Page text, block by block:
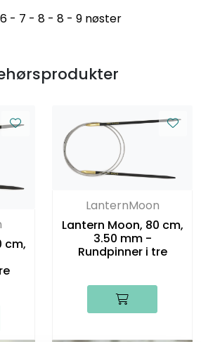
- 7 - 8 - 8 - 9 nøster
cm,
LanternMoon
Lantern Moon, 80 cm,
3.50 mm -
Rundpinner i tre